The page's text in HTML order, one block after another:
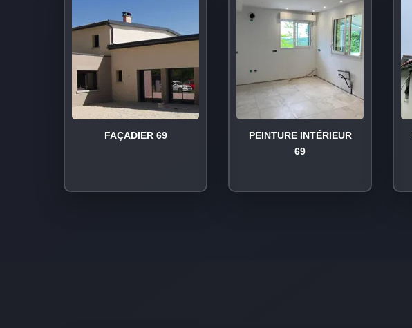
FAÇADIER 69
PEINTURE INTÉRIEUR
69